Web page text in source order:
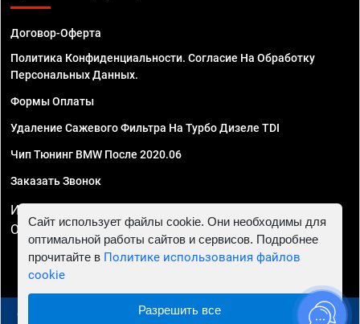
Договор-Оферта
Политика Конфиденциальности. Согласие На Обработку
Персональных Данных.
Формы Оплаты
Удаление Сажевого Фильтра На Турбо Дизеле TDI
Чип Тюнинг BMW После 2020.06
Заказать Звонок
ИП Смирнов Георгий Павлович. ИНН 781302555843,
ОГРНИП 324470400032610
© 2010 - 2026 Чип тюнинг в Красноярске - Автосервис
Сайт использует файлы cookie. Они необходимы для
оптимальной работы сайтов и сервисов. Подробнее
прочитайте в Политике использования файлов
cookie
Разрешить все